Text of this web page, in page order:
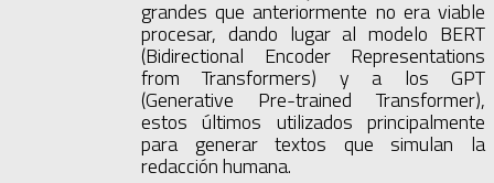
grandes que anteriormente no era viable
procesar, dando lugar al modelo BERT
(Bidirectional Encoder Representations
from Transformers) y a los GPT
(Generative Pre-trained Transformer),
estos últimos utilizados principalmente
para generar textos que simulan la
redacción humana.